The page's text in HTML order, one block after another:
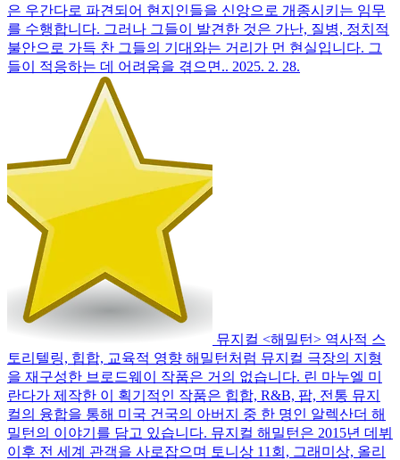
은 우간다로 파견되어 현지인들을 신앙으로 개종시키는 임무
를 수행합니다. 그러나 그들이 발견한 것은 가난, 질병, 정치적
불안으로 가득 찬 그들의 기대와는 거리가 먼 현실입니다. 그
들이 적응하는 데 어려움을 겪으면.. 2025. 2. 28.
뮤지컬 <해밀턴> 역사적 스
토리텔링, 힙합, 교육적 영향 해밀턴처럼 뮤지컬 극장의 지형
을 재구성한 브로드웨이 작품은 거의 없습니다. 린 마누엘 미
란다가 제작한 이 획기적인 작품은 힙합, R&B, 팝, 전통 뮤지
컬의 융합을 통해 미국 건국의 아버지 중 한 명인 알렉산더 해
밀턴의 이야기를 담고 있습니다. 뮤지컬 해밀턴은 2015년 데뷔
이후 전 세계 관객을 사로잡으며 토니상 11회, 그래미상, 올리